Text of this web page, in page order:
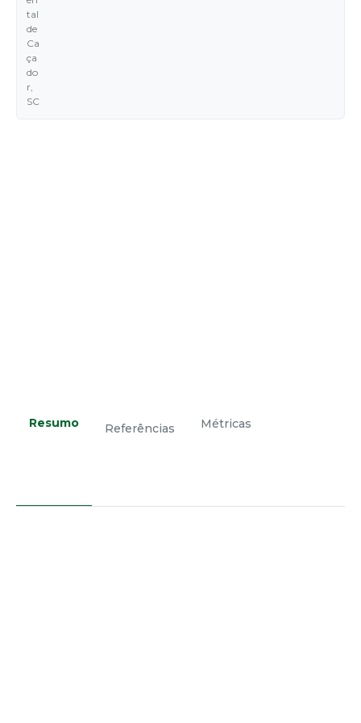
tal
de
Ca
ça
do
r,
SC
Resumo Referências Métricas